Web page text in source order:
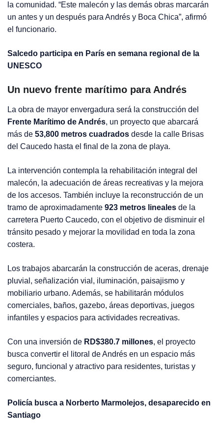
la comunidad. “Este malecón y las demás obras marcarán
un antes y un después para Andrés y Boca Chica”, afirmó
el funcionario.
Salcedo participa en París en semana regional de la
UNESCO
Un nuevo frente marítimo para Andrés
La obra de mayor envergadura será la construcción del
Frente Marítimo de Andrés, un proyecto que abarcará
más de53,800 metros cuadrados desde la calle Brisas
del Caucedo hasta el final de la zona de playa.
La intervención contempla la rehabilitación integral del
malecón, la adecuación de áreas recreativas y la mejora
de los accesos. También incluye la reconstrucción de un
tramo de aproximadamente923 metros lineales de la
carretera Puerto Caucedo, con el objetivo de disminuir el
tránsito pesado y mejorar la movilidad en toda la zona
costera.
Los trabajos abarcarán la construcción de aceras, drenaje
pluvial, señalización vial, iluminación, paisajismo y
mobiliario urbano. Además, se habilitarán módulos
comerciales, baños, gazebo, áreas deportivas, juegos
infantiles y espacios para actividades recreativas.
Con una inversión de RD$380.7 millones, el proyecto
busca convertir el litoral de Andrés en un espacio más
seguro, funcional y atractivo para residentes, turistas y
comerciantes.
Policía busca a Norberto Marmolejos, desaparecido en
Santiago